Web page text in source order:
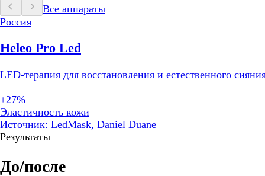
Все аппараты
Россия
Heleo Pro Led
LED-терапия для восстановления и естественного
+27%
Эластичность кожи
Источник: LedMask, Daniel Duane
Результаты
До/после